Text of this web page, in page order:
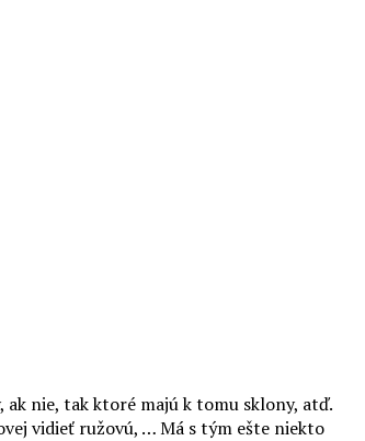
nie, tak ktoré majú k tomu sklony, atď.
vidieť ružovú, … Má s tým ešte niekto